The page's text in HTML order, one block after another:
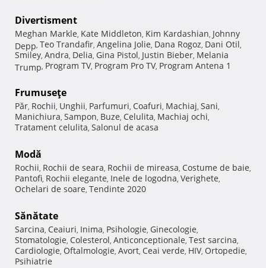
Divertisment
Meghan Markle, Kate Middleton, Kim Kardashian, Johnny
Depp, Teo Trandafir, Angelina Jolie, Dana Rogoz, Dani Otil,
Smiley, Andra, Delia, Gina Pistol, Justin Bieber, Melania
Trump, Program TV, Program Pro TV, Program Antena 1
Frumuseţe
Păr, Rochii, Unghii, Parfumuri, Coafuri, Machiaj, Sani,
Manichiura, Sampon, Buze, Celulita, Machiaj ochi,
Tratament celulita, Salonul de acasa
Modă
Rochii, Rochii de seara, Rochii de mireasa, Costume de baie,
Pantofi, Rochii elegante, Inele de logodna, Verighete,
Ochelari de soare, Tendinte 2020
Sănătate
Sarcina, Ceaiuri, Inima, Psihologie, Ginecologie,
Stomatologie, Colesterol, Anticonceptionale, Test sarcina,
Cardiologie, Oftalmologie, Avort, Ceai verde, HIV, Ortopedie,
Psihiatrie